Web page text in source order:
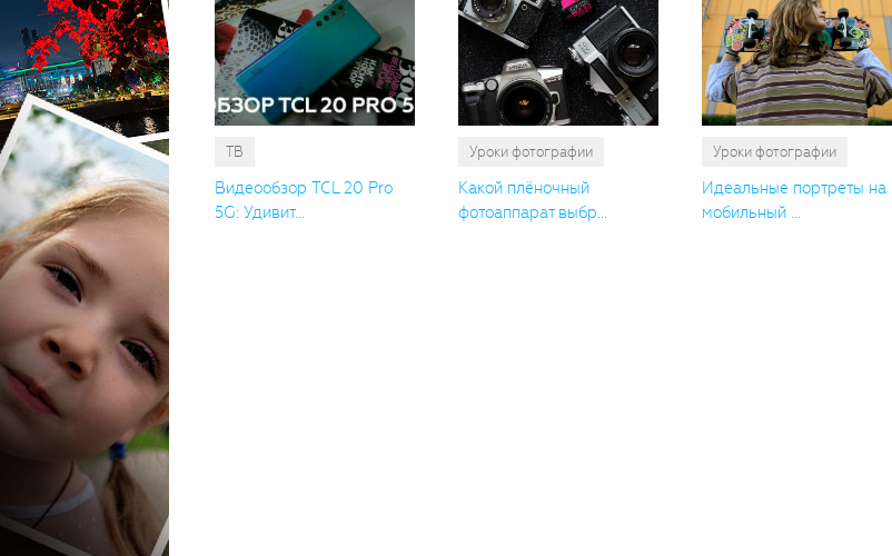
ТВ
Видеообзор TCL 20 Pro
5G: Удивит...
Уроки фотографии
Какой плёночный
фотоаппарат выбр...
Уроки фотографии
Идеальные портреты на
мобильный ...